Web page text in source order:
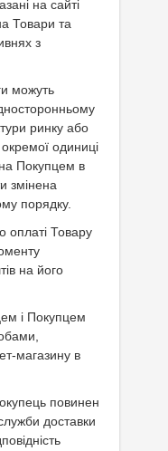
на сайті
Товари та
з
можуть
ринку або
одиниці
Покупцем в
змінена
порядку.
оплаті Товару
на його
і Покупцем
магазину в
повинен
доставки